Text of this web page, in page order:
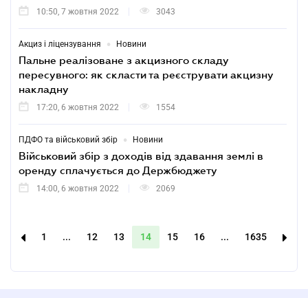
10:50, 7 жовтня 2022 3043
Акциз і ліцензування • Новини
Пальне реалізоване з акцизного складу
пересувного: як скласти та реєструвати акцизну
накладну
17:20, 6 жовтня 2022 1554
ПДФО та військовий збір • Новини
Військовий збір з доходів від здавання землі в
оренду сплачується до Держбюджету
14:00, 6 жовтня 2022 2069
1 ... 12 13 14 15 16 ... 1635